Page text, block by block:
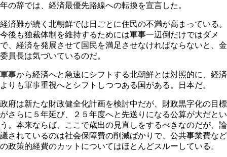
年の辞では、経済最優先路線への転換を宣言した。
経済難が続く北朝鮮では日ごとに住民の不満が高まっている。
今後も独裁体制を維持するためには軍事一辺倒だけではダメ
で、経済を発展させて国民を満足させなければならないと、金
委員長は気づいているのだ。
軍事から経済へと急速にシフトする北朝鮮とは対照的に、経済
よりも軍事重視へとシフトしつつある国がある。日本だ。
政府は新たな財政健全化計画を検討中だが、財政黒字化の目標
がさらに５年延び、２５年度へと先送りになる公算が大だとい
う。本来ならば、ここで歳出の見直しをするべきなのだが、論
議されているのは社会保障費の削減ばかりで、公共事業費など
の政策的経費のカットについてはほとんどスルーしている。